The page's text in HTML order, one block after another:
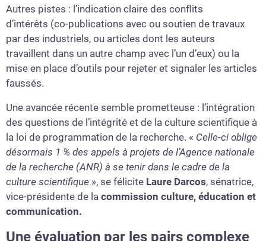
Autres pistes : l’indication claire des conflits
d’intérêts (co-publications avec ou soutien de travaux
par des industriels, ou articles dont les auteurs
travaillent dans un autre champ avec l’un d’eux) ou la
mise en place d’outils pour rejeter et signaler les articles
faussés.
Une avancée récente semble prometteuse : l’intégration
des questions de l’intégrité et de la culture scientifique à
la loi de programmation de la recherche. « Celle-ci oblige
désormais 1 % des appels à projets de l’Agence nationale
de la recherche (ANR) à se tenir dans le cadre de la
culture scientifique », se félicite Laure Darcos, sénatrice,
vice-présidente de la commission culture, éducation et
communication.
Une évaluation par les pairs complexe